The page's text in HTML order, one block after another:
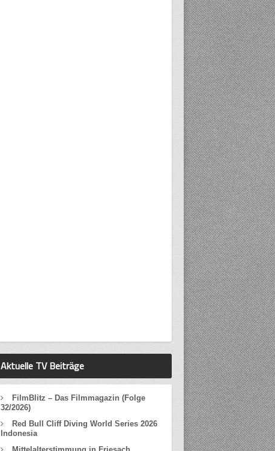
Aktuelle TV Beiträge
FilmBlitz – Das Filmmagazin (Folge
32/2026)
Red Bull Cliff Diving World Series 2026
Indonesia